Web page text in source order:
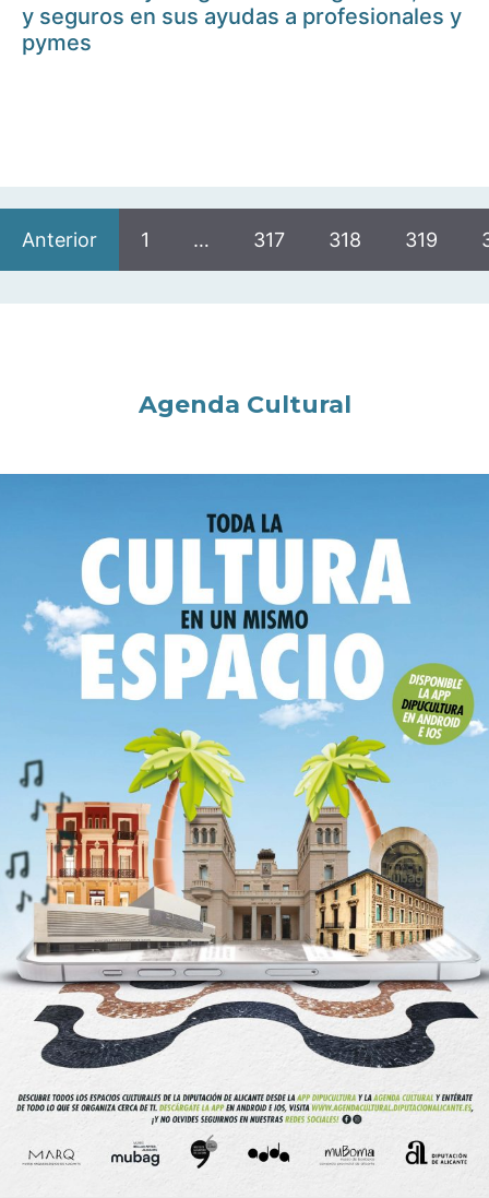
y seguros en sus ayudas a profesionales y
pymes
Anterior 1 … 317 318 319
Agenda Cultural